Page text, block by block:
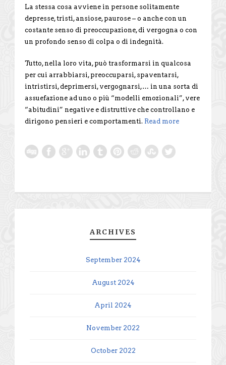
La stessa cosa avviene in persone solitamente
depresse, tristi, ansiose, paurose – o anche con un
costante senso di preoccupazione, di vergogna o con
un profondo senso di colpa o di indegnità.
Tutto, nella loro vita, può trasformarsi in qualcosa
per cui arrabbiarsi, preoccuparsi, spaventarsi,
intristirsi, deprimersi, vergognarsi,… in una sorta di
assuefazione ad uno o più “modelli emozionali”, vere
“abitudini” negative e distruttive che controllano e
dirigono pensieri e comportamenti. Read more
ARCHIVES
September 2024
August 2024
April 2024
November 2022
October 2022